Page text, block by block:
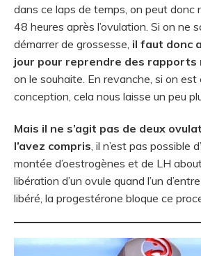
dans ce laps de temps, on peut donc
48 heures après l’ovulation. Si on ne
démarrer de grossesse, il faut donc
jour pour reprendre des rapports
on le souhaite. En revanche, si on est
conception, cela nous laisse un peu
Mais il ne s’agit pas de deux
l’avez compris, il n’est pas possible
montée d’oestrogènes et de LH
libération d’un ovule quand l’un
libéré, la progestérone bloque ce